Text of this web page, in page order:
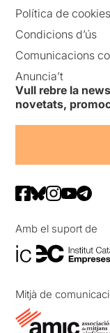
Política de cookies
Condicions d’ús
Comunicacions
Anuncia’t
Vull rebre la
novetats,
Amb el suport de
Mitjà de